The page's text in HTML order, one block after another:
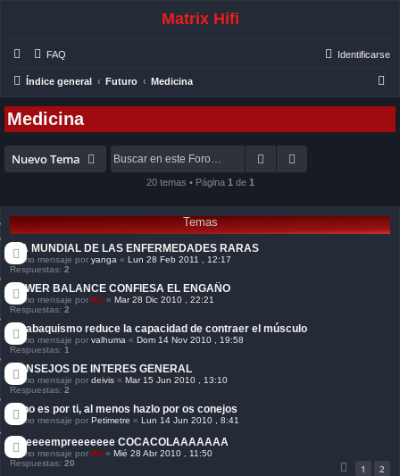
Matrix Hifi
FAQ Identificarse
Índice general Futuro Medicina
Medicina
Nuevo Tema Buscar
20 temas • Página 1 de 1
Temas
DIA MUNDIAL DE LAS ENFERMEDADES RARAS
Último mensaje por yanga « Lun 28 Feb 2011 , 12:17
Respuestas: 2
POWER BALANCE CONFIESA EL ENGAÑO
Último mensaje por Kir « Mar 28 Dic 2010 , 22:21
Respuestas: 2
El tabaquismo reduce la capacidad de contraer el músculo
Último mensaje por valhuma « Dom 14 Nov 2010 , 19:58
Respuestas: 1
CONSEJOS DE INTERES GENERAL
Último mensaje por deivis « Mar 15 Jun 2010 , 13:10
Respuestas: 2
Si no es por ti, al menos hazlo por os conejos
Último mensaje por Petimetre « Lun 14 Jun 2010 , 8:41
Sieeeeempreeeeeee COCACOLAAAAAAA
Último mensaje por Alf« Mié 28 Abr 2010 , 11:50
Respuestas: 20 1
2